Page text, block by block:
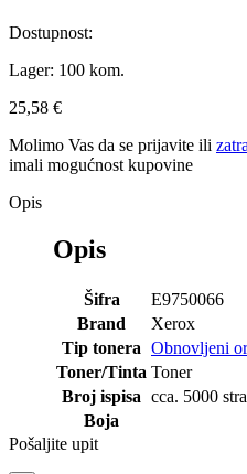
Dostupnost:
Lager: 100 kom.
25,58 €
Molimo Vas da se prijavite ili
imali mogućnost kupovine
Opis
Opis
Šifra
E9750066
Brand
Xerox
Tip tonera Obnovljeni
Toner/Tinta Toner
Broj ispisa cca. 5000
Boja
Pošaljite upit